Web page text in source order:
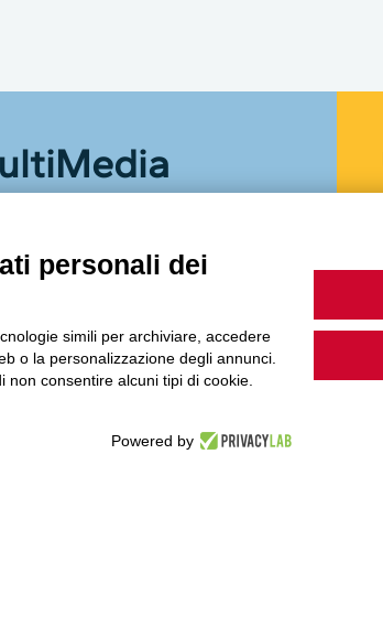
video, storie e webinar.
personali dei
simili per archiviare, accedere
o la personalizzazione degli annunci.
consentire alcuni tipi di cookie.
Powered by